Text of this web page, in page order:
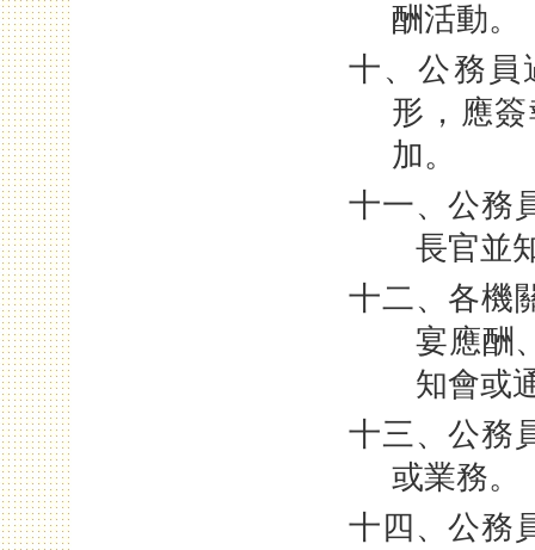
酬活動。
十、公務員
形，應
加。
十一、公務
長官並
十二、各機
宴應酬
知會或
十三、公務
或業務。
十四、公務